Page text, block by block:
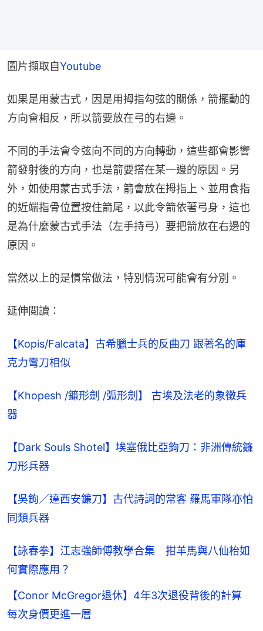
圖片擷取自Youtube
如果是用蒙古式，因是用拇指勾弦的關係，箭擺動的
方向會相反，所以箭要放在弓的右邊。
不同的手法會令弦向不同的方向轉動，這些都會影響
箭發射後的方向，也是箭要搭在某一邊的原因。另
外，如使用蒙古式手法，箭會放在拇指上、並用食指
的近端指骨位置按住箭尾，以此令箭依著弓身，這也
是為什麼蒙古式手法（左手持弓）要把箭放在右邊的
原因。
當然以上的是慣常做法，特別情況可能會有分別。
延伸閲讀：
【Kopis/Falcata】古希臘士兵的反曲刀 跟著名的庫
克力彎刀相似
【Khopesh /鐮形劍 /弧形劍】 古埃及法老的象徵兵
器
【Dark Souls Shotel】埃塞俄比亞鉤刀：非洲傳統鐮
刀形兵器
【吳鉤／達西安鐮刀】古代詩詞的常客 羅馬軍隊亦怕
同類兵器
【詠春拳】江志強師傅教學合集 拑羊馬與八仙枱如
何實際應用？
【Conor McGregor退休】4年3次退役背後的計算
每次身價更進一層